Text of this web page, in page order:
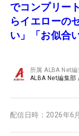
でコンプリー
らイエローの
い」「お似合
所属ALBA Net編
ALBA Net編集部
配信日時： 2026年6